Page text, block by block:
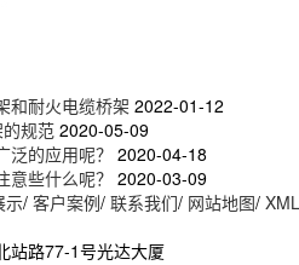
和耐火电缆桥架 2022-01-12
规范 2020-05-09
的应用呢？ 2020-04-18
些什么呢？ 2020-03-09
示/ 客户案例/ 联系我们/ 网站地图/ XML
站路77-1号光达大厦